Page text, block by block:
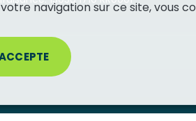
navigation sur ce site, vous